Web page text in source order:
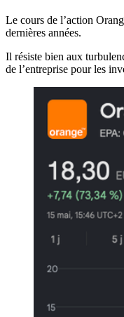
Le cours de l’action
dernières années.
Il résiste bien aux
de l’entreprise pour les